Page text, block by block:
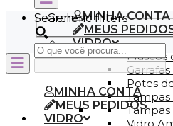
MINHA CONTA
MEUS
VIDRO
Frascos
Potes
Tampas
Search
Generic filters
MINHA CONTA
MEUS PEDIDOS
VIDRO